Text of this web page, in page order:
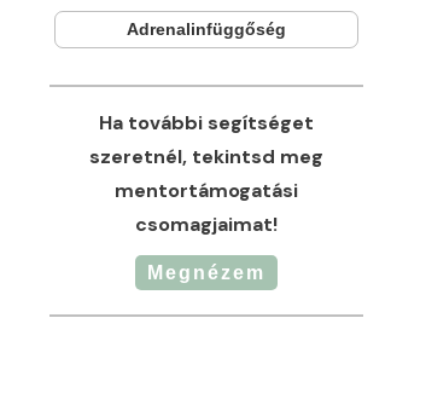
Adrenalinfüggőség
Ha további segítséget
szeretnél, tekintsd meg
mentortámogatási
csomagjaimat!
Megnézem